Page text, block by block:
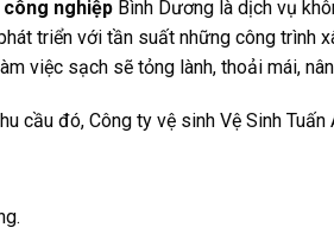
nghiệp Bình Dương là dịch vụ
triển với tần suất những công trình
việc sạch sẽ tỏng lành, thoải mái,
cầu đó, Công ty vệ sinh Vệ Sinh